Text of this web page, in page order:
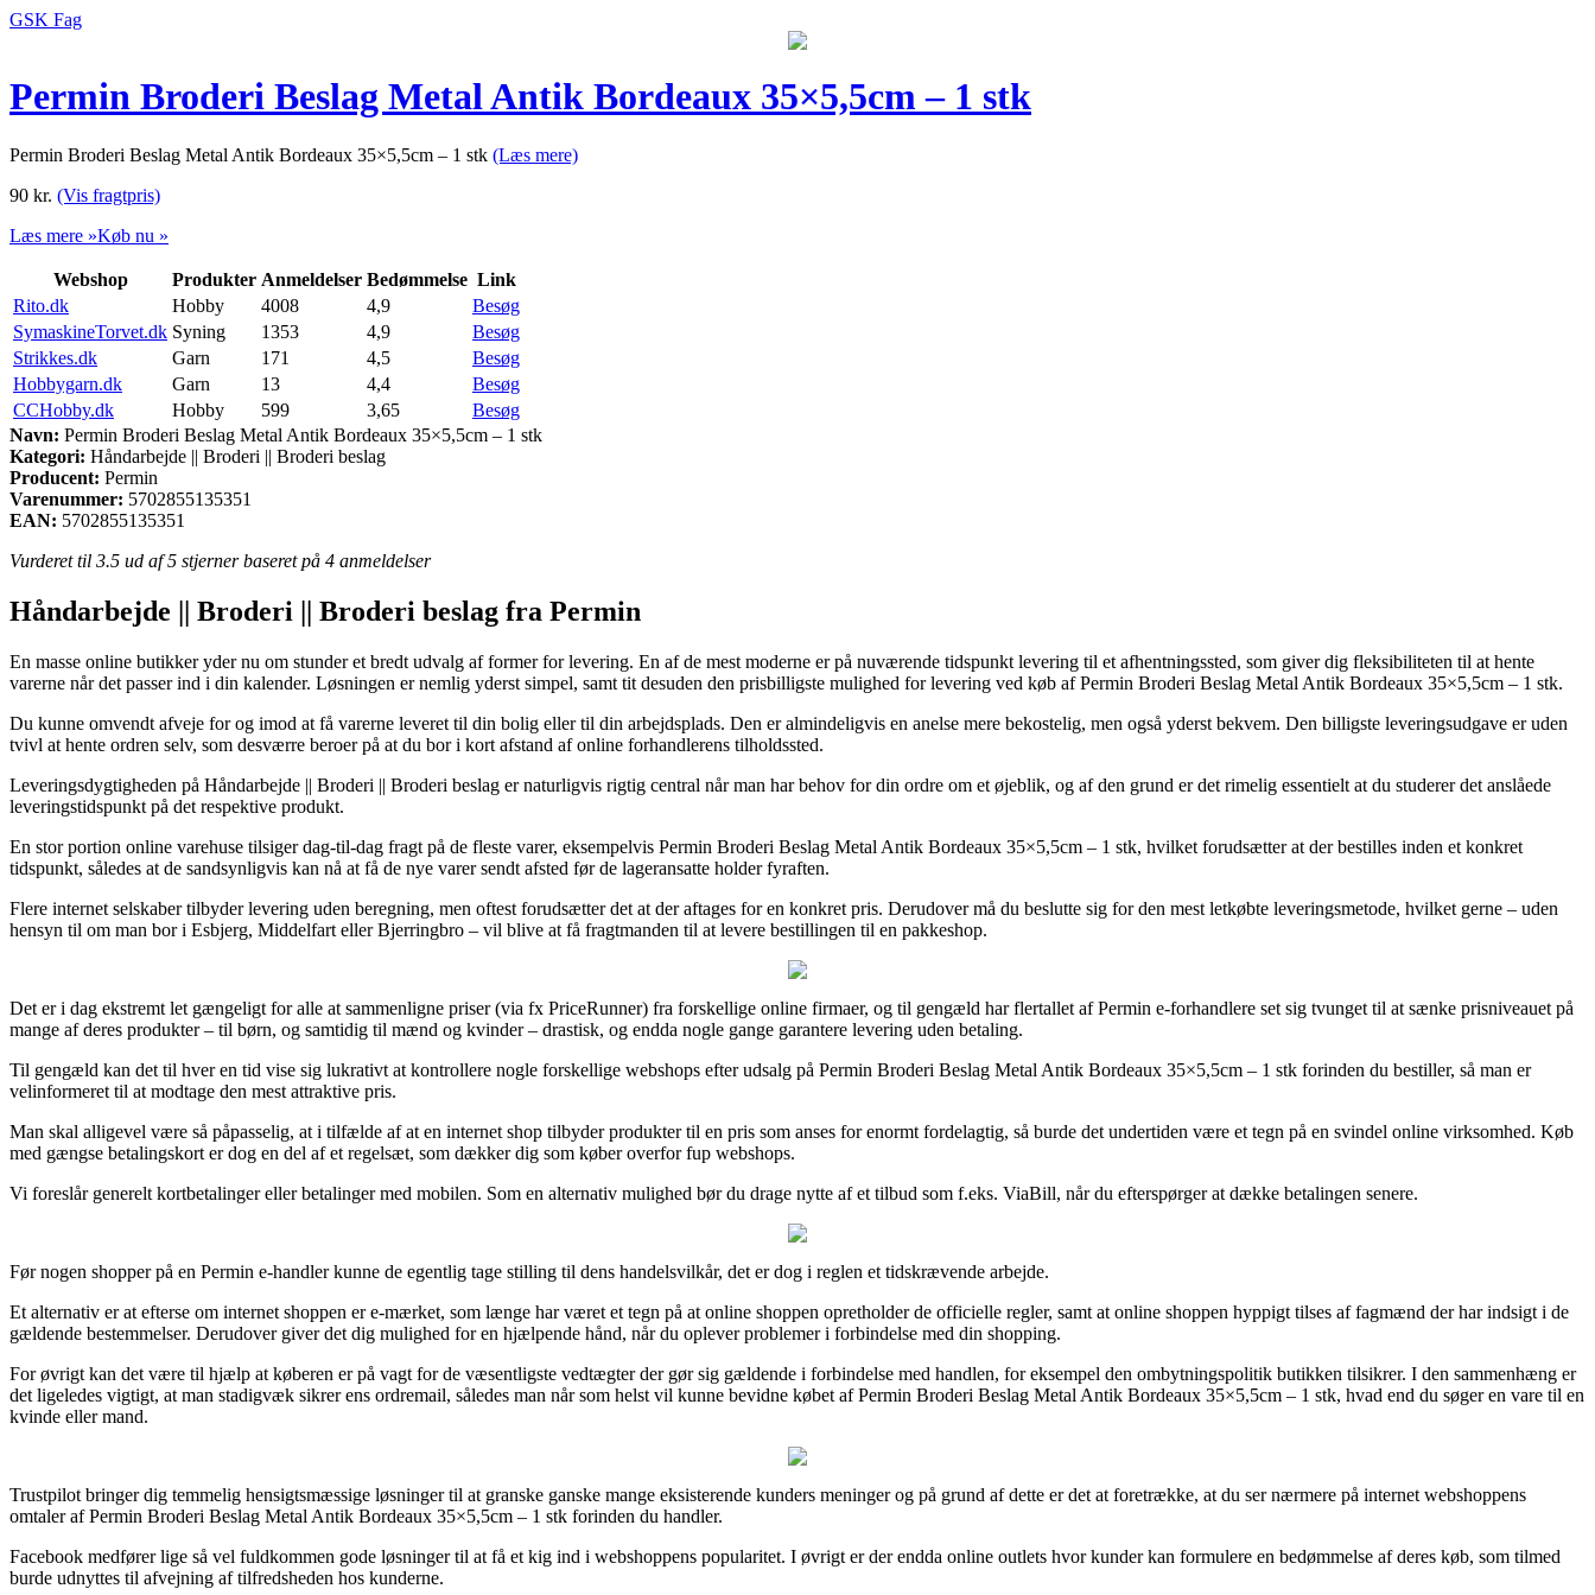
GSK Fag
Permin Broderi Beslag Metal Antik Bordeaux 35×5,5cm – 1 stk
Permin Broderi Beslag Metal Antik Bordeaux 35×5,5cm – 1 stk (Læs mere)
90 kr. (Vis fragtpris)
Læs mere »Køb nu »
Webshop Produkter Anmeldelser Bedømmelse Link
Rito.dk
Hobby 4008 4,9
Besøg
SymaskineTorvet.dk Syning 1353 4,9
Besøg
Strikkes.dk
Garn 171 4,5
Besøg
Hobbygarn.dk
Garn 13 4,4
Besøg
CCHobby.dk
Hobby 599 3,65
Besøg
Navn: Permin Broderi Beslag Metal Antik Bordeaux 35×5,5cm – 1 stk
Kategori: Håndarbejde || Broderi || Broderi beslag
Producent: Permin
Varenummer: 5702855135351
EAN: 5702855135351
Vurderet til 3.5 ud af 5 stjerner baseret på 4 anmeldelser
Håndarbejde || Broderi || Broderi beslag fra Permin
En masse online butikker yder nu om stunder et bredt udvalg af former for levering. En af de mest moderne er på nuværende tidspunkt levering til et afhentningssted, som giver dig fleksibiliteten til at hente
varerne når det passer ind i din kalender. Løsningen er nemlig yderst simpel, samt tit desuden den prisbilligste mulighed for levering ved køb af Permin Broderi Beslag Metal Antik Bordeaux 35×5,5cm – 1 stk.
Du kunne omvendt afveje for og imod at få varerne leveret til din bolig eller til din arbejdsplads. Den er almindeligvis en anelse mere bekostelig, men også yderst bekvem. Den billigste leveringsudgave er uden
tvivl at hente ordren selv, som desværre beroer på at du bor i kort afstand af online forhandlerens tilholdssted.
Leveringsdygtigheden på Håndarbejde || Broderi || Broderi beslag er naturligvis rigtig central når man har behov for din ordre om et øjeblik, og af den grund er det rimelig essentielt at du studerer det anslåede
leveringstidspunkt på det respektive produkt.
En stor portion online varehuse tilsiger dag-til-dag fragt på de fleste varer, eksempelvis Permin Broderi Beslag Metal Antik Bordeaux 35×5,5cm – 1 stk, hvilket forudsætter at der bestilles inden et konkret
tidspunkt, således at de sandsynligvis kan nå at få de nye varer sendt afsted før de lageransatte holder fyraften.
Flere internet selskaber tilbyder levering uden beregning, men oftest forudsætter det at der aftages for en konkret pris. Derudover må du beslutte sig for den mest letkøbte leveringsmetode, hvilket gerne – uden
hensyn til om man bor i Esbjerg, Middelfart eller Bjerringbro – vil blive at få fragtmanden til at levere bestillingen til en pakkeshop.
Det er i dag ekstremt let gængeligt for alle at sammenligne priser (via fx PriceRunner) fra forskellige online firmaer, og til gengæld har flertallet af Permin e-forhandlere set sig tvunget til at sænke prisniveauet på
mange af deres produkter – til børn, og samtidig til mænd og kvinder – drastisk, og endda nogle gange garantere levering uden betaling.
Til gengæld kan det til hver en tid vise sig lukrativt at kontrollere nogle forskellige webshops efter udsalg på Permin Broderi Beslag Metal Antik Bordeaux 35×5,5cm – 1 stk forinden du bestiller, så man er
velinformeret til at modtage den mest attraktive pris.
Man skal alligevel være så påpasselig, at i tilfælde af at en internet shop tilbyder produkter til en pris som anses for enormt fordelagtig, så burde det undertiden være et tegn på en svindel online virksomhed. Køb
med gængse betalingskort er dog en del af et regelsæt, som dækker dig som køber overfor fup webshops.
Vi foreslår generelt kortbetalinger eller betalinger med mobilen. Som en alternativ mulighed bør du drage nytte af et tilbud som f.eks. ViaBill, når du efterspørger at dække betalingen senere.
Før nogen shopper på en Permin e-handler kunne de egentlig tage stilling til dens handelsvilkår, det er dog i reglen et tidskrævende arbejde.
Et alternativ er at efterse om internet shoppen er e-mærket, som længe har været et tegn på at online shoppen opretholder de officielle regler, samt at online shoppen hyppigt tilses af fagmænd der har indsigt i de
gældende bestemmelser. Derudover giver det dig mulighed for en hjælpende hånd, når du oplever problemer i forbindelse med din shopping.
For øvrigt kan det være til hjælp at køberen er på vagt for de væsentligste vedtægter der gør sig gældende i forbindelse med handlen, for eksempel den ombytningspolitik butikken tilsikrer. I den sammenhæng er
det ligeledes vigtigt, at man stadigvæk sikrer ens ordremail, således man når som helst vil kunne bevidne købet af Permin Broderi Beslag Metal Antik Bordeaux 35×5,5cm – 1 stk, hvad end du søger en vare til en
kvinde eller mand.
Trustpilot bringer dig temmelig hensigtsmæssige løsninger til at granske ganske mange eksisterende kunders meninger og på grund af dette er det at foretrække, at du ser nærmere på internet webshoppens
omtaler af Permin Broderi Beslag Metal Antik Bordeaux 35×5,5cm – 1 stk forinden du handler.
Facebook medfører lige så vel fuldkommen gode løsninger til at få et kig ind i webshoppens popularitet. I øvrigt er der endda online outlets hvor kunder kan formulere en bedømmelse af deres køb, som tilmed
burde udnyttes til afvejning af tilfredsheden hos kunderne.